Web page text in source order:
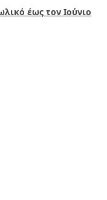
έως τον Ιούνιο